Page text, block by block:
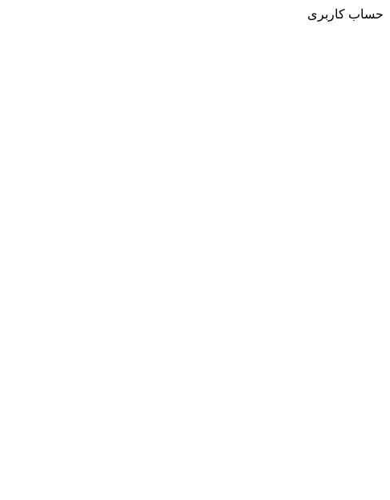
حساب کاربری